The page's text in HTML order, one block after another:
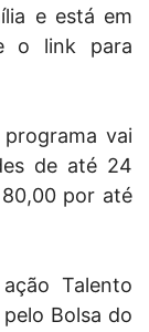
e está em
o link para
vai
de até 24
por até
Talento
Bolsa do